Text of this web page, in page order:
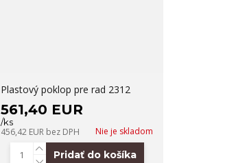
Plastový poklop pre rad 2312
561,40 EUR
/ks
456,42 EUR bez DPH Nie je skladom
Pridať do košíka